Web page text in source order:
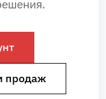
продаж